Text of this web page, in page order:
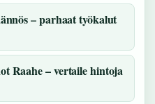
– parhaat työkalut
Raahe – vertaile hintoja